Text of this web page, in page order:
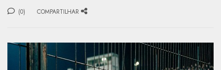
(0) COMPARTILHAR